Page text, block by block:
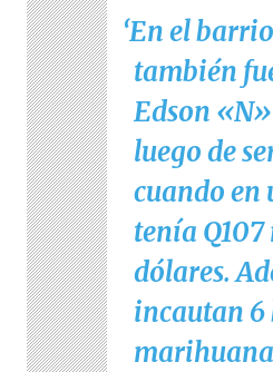
En el
también
Edson
luego de
cuando en
tenía
dólares.
incautan 6